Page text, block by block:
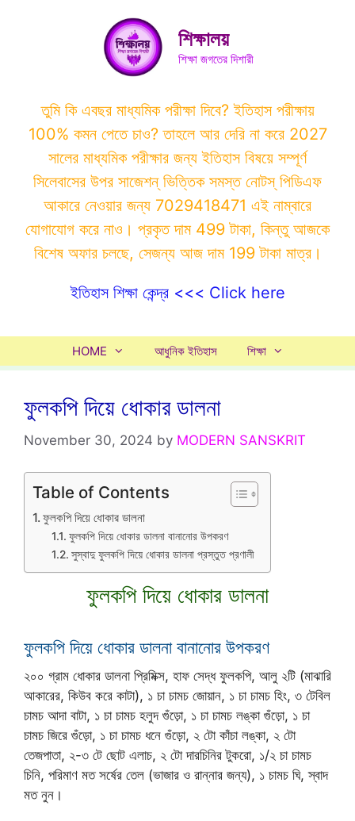
শিক্ষালয়
শিক্ষা জগতের দিশারী
তুমি কি এবছর মাধ্যমিক পরীক্ষা দিবে? ইতিহাস পরীক্ষায়
100% কমন পেতে চাও? তাহলে আর দেরি না করে 2027
সালের মাধ্যমিক পরীক্ষার জন্য ইতিহাস বিষয়ে সম্পূর্ণ
সিলেবাসের উপর সাজেশন্ ভিত্তিক সমস্ত নোটস্ পিডিএফ
আকারে নেওয়ার জন্য 7029418471 এই নাম্বারে
যোগাযোগ করে নাও। প্রকৃত দাম 499 টাকা, কিন্তু আজকে
বিশেষ অফার চলছে, সেজন্য আজ দাম 199 টাকা মাত্র।
ইতিহাস শিক্ষা কেন্দ্র <<< Click here
HOME আধুনিক ইতিহাস শিক্ষা
ফুলকপি দিয়ে ধোকার ডালনা
November 30, 2024 by MODERN SANSKRIT
Table of Contents
ফুলকপি দিয়ে ধোকার ডালনা
ফুলকপি দিয়ে ধোকার ডালনা বানানোর উপকরণ
সুস্বাদু ফুলকপি দিয়ে ধোকার ডালনা প্রস্তুত প্রণালী
ফুলকপি দিয়ে ধোকার ডালনা
ফুলকপি দিয়ে ধোকার ডালনা বানানোর উপকরণ
২০০ গ্রাম ধোকার ডালনা প্রিমিক্স, হাফ সেদ্ধ ফুলকপি, আলু ২টি (মাঝারি
আকারের, কিউব করে কাটা), ১ চা চামচ জোয়ান, ১ চা চামচ হিং, ৩ টেবিল
চামচ আদা বাটা, ১ চা চামচ হলুদ গুঁড়ো, ১ চা চামচ লঙ্কা গুঁড়ো, ১ চা
চামচ জিরে গুঁড়ো, ১ চা চামচ ধনে গুঁড়ো, ২ টো কাঁচা লঙ্কা, ২ টো
তেজপাতা, ২-৩ টে ছোট এলাচ, ২ টো দারচিনির টুকরো, ১/২ চা চামচ
চিনি, পরিমাণ মত সর্ষের তেল (ভাজার ও রান্নার জন্য), ১ চামচ ঘি, স্বাদ
মত নুন।